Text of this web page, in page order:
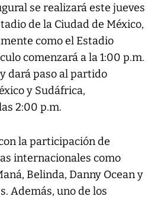
se realizará este jueves
de la Ciudad de México,
como el Estadio
comenzará a la 1:00 p.m.
dará paso al partido
y Sudáfrica,
2:00 p.m.
la participación de
internacionales como
Belinda, Danny Ocean y
Además, uno de los